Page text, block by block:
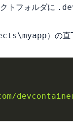
トフォルダに
）の